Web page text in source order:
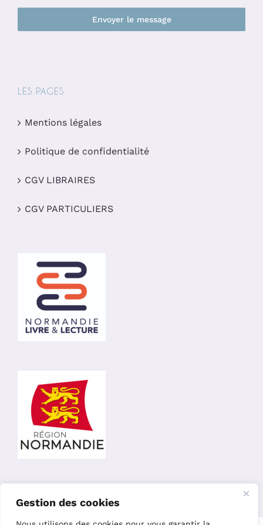
Gestion des cookies
Envoyer le message
LES PAGES
Mentions légales
Politique de confidentialité
CGV LIBRAIRES
CGV PARTICULIERS